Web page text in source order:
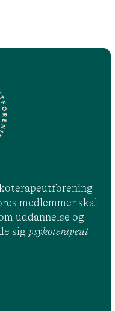
medlemmer skal
uddannelse og
sig psykoterapeut